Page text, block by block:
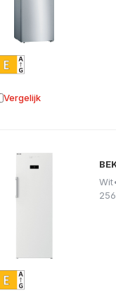
Vergelijk aan vergelijking
Wit